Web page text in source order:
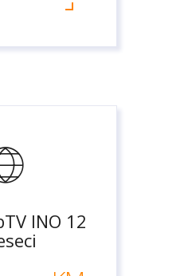
INO 12